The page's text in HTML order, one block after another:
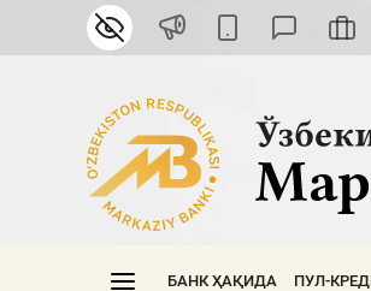
БАНК ҲАҚИДА ПУЛ-